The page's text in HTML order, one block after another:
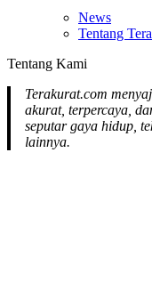
News
Tentang
Tentang Kami
Terakurat.com
akurat, terpercaya,
seputar gaya hidup,
lainnya.